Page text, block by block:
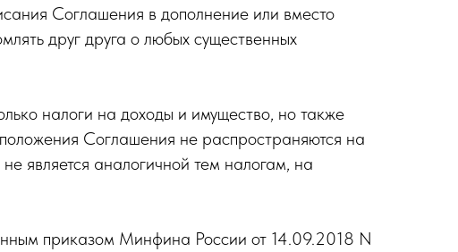
Соглашения в дополнение или вместо
друг друга о любых существенных
налоги на доходы и имущество, но также
Соглашения не распространяются на
является аналогичной тем налогам, на
приказом Минфина России от 14.09.2018 N